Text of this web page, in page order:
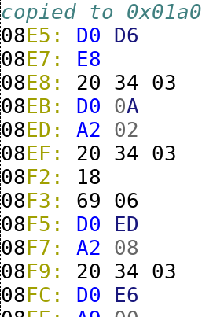
copied to 0x01a0
08E5: D0 D6
08E7: E8
08E8: 20 34 03
08EB: D0 0A
08ED: A2 02
08EF: 20 34 03
08F2: 18
08F3: 69 06
08F5: D0 ED
08F7: A2 08
08F9: 20 34 03
08FC: D0 E6